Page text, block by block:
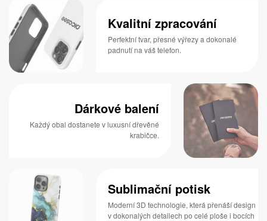
Kvalitní zpracování
Perfektní tvar, přesné výřezy a dokonalé
padnutí na váš telefon.
Dárkové balení
Každý obal dostanete v luxusní dřevěné
krabičce.
Sublimační potisk
Moderní 3D technologie, která přenáší design
v dokonalých detailech po celé ploše i bocích